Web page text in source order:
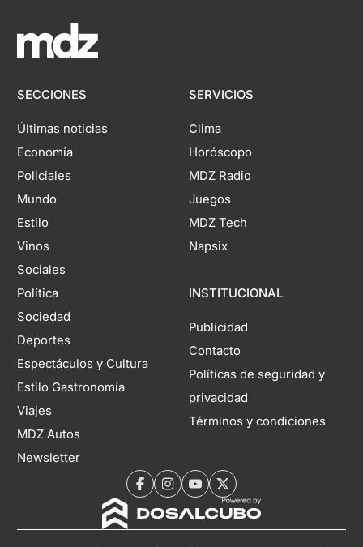
SECCIONES
Últimas noticias
Economía
Policiales
Mundo
Estilo
Vinos
Sociales
Política
Sociedad
Deportes
Espectáculos y Cultura
Estilo Gastronomía
Viajes
MDZ Autos
Newsletter
SERVICIOS
Clima
Horóscopo
MDZ Radio
Juegos
MDZ Tech
Napsix
INSTITUCIONAL
Publicidad
Contacto
Políticas de seguridad y
privacidad
Términos y condiciones